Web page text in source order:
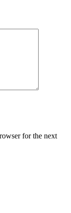
for the next